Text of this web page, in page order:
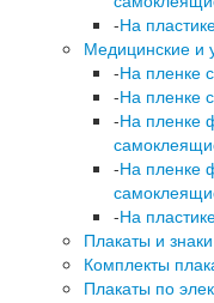
-На
Медицинские и
-На пленке
-На пленке
-На пленке
-На пленке
-На
Плакаты и
Комплекты
Плакаты по